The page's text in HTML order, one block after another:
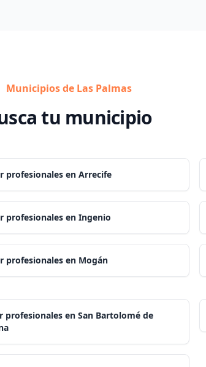
Municipios de Las Palmas
tu municipio
profesionales en Arrecife
profesionales en Ingenio
profesionales en Mogán
profesionales en San Bartolomé de